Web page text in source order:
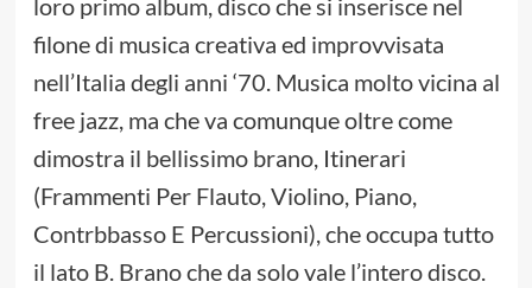
loro primo album, disco che si inserisce nel
filone di musica creativa ed improvvisata
nell’Italia degli anni ‘70. Musica molto vicina al
free jazz, ma che va comunque oltre come
dimostra il bellissimo brano, Itinerari
(Frammenti Per Flauto, Violino, Piano,
Contrbbasso E Percussioni), che occupa tutto
il lato B. Brano che da solo vale l’intero disco.